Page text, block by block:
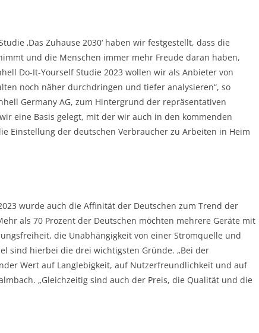
‚Das Zuhause 2030‘ haben wir festgestellt, dass die
und die Menschen immer mehr Freude daran haben,
Do-It-Yourself Studie 2023 wollen wir als Anbieter von
noch näher durchdringen und tiefer analysieren“, so
Germany AG, zum Hintergrund der repräsentativen
eine Basis gelegt, mit der wir auch in den kommenden
Einstellung der deutschen Verbraucher zu Arbeiten in Heim
wurde auch die Affinität der Deutschen zum Trend der
als 70 Prozent der Deutschen möchten mehrere Geräte mit
die Unabhängigkeit von einer Stromquelle und
sind hierbei die drei wichtigsten Gründe. „Bei der
Wert auf Langlebigkeit, auf Nutzerfreundlichkeit und auf
„Gleichzeitig sind auch der Preis, die Qualität und die